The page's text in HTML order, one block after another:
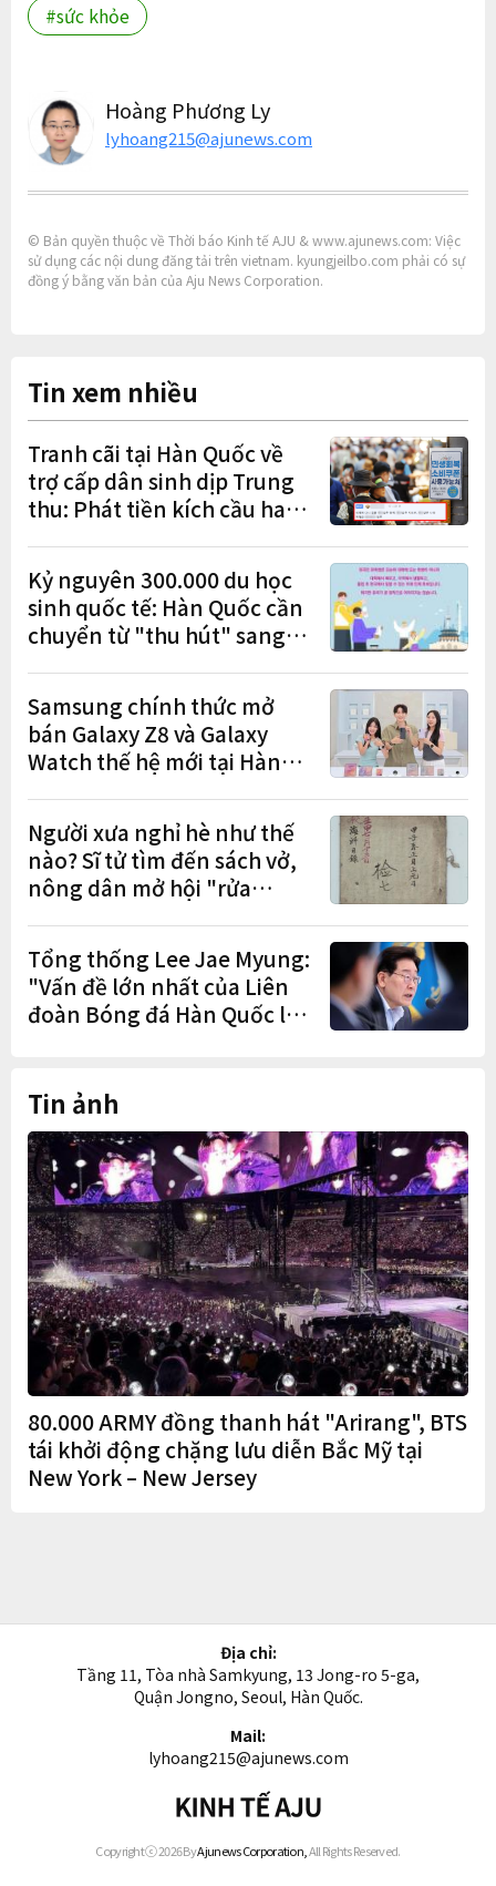
#sức khỏe
Hoàng Phương Ly
lyhoang215@ajunews.com
© Bản quyền thuộc về Thời báo Kinh tế AJU & www.ajunews.com: Việc
sử dụng các nội dung đăng tải trên vietnam. kyungjeilbo.com phải có sự
đồng ý bằng văn bản của Aju News Corporation.
Tin xem nhiều
Tranh cãi tại Hàn Quốc về
trợ cấp dân sinh dịp Trung
thu: Phát tiền kích cầu hay
Kỷ nguyên 300.000 du học
sinh quốc tế: Hàn Quốc cần
chuyển từ "thu hút" sang
Samsung chính thức mở
bán Galaxy Z8 và Galaxy
Watch thế hệ mới tại Hàn
đơn đặt trước
Người xưa nghỉ hè như thế
nào? Sĩ tử tìm đến sách vở,
nông dân mở hội "rửa
Tổng thống Lee Jae Myung:
"Vấn đề lớn nhất của Liên
đoàn Bóng đá Hàn Quốc là
Tin ảnh
80.000 ARMY đồng thanh hát "Arirang", BTS
tái khởi động chặng lưu diễn Bắc Mỹ tại
New York – New Jersey
Địa chỉ:
Tầng 11, Tòa nhà Samkyung, 13 Jong-ro 5-ga,
Quận Jongno, Seoul, Hàn Quốc.
Mail:
lyhoang215@ajunews.com
Kinh
tế
AJU
Copyright ⓒ 2026 ByAjunews Corporation, All Rights Reserved.